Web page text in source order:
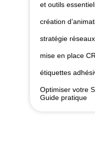
et outils
création
stratégie
mise en place
étiquettes
Optimiser votre
Guide pratique